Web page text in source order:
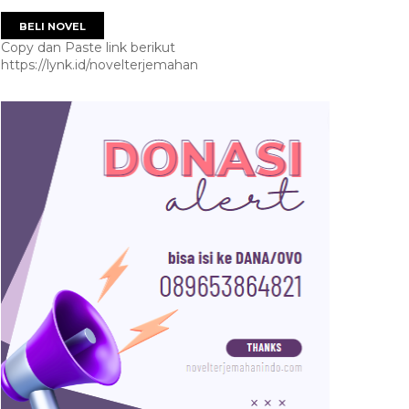
BELI NOVEL
Copy dan Paste link berikut
https://lynk.id/novelterjemahan